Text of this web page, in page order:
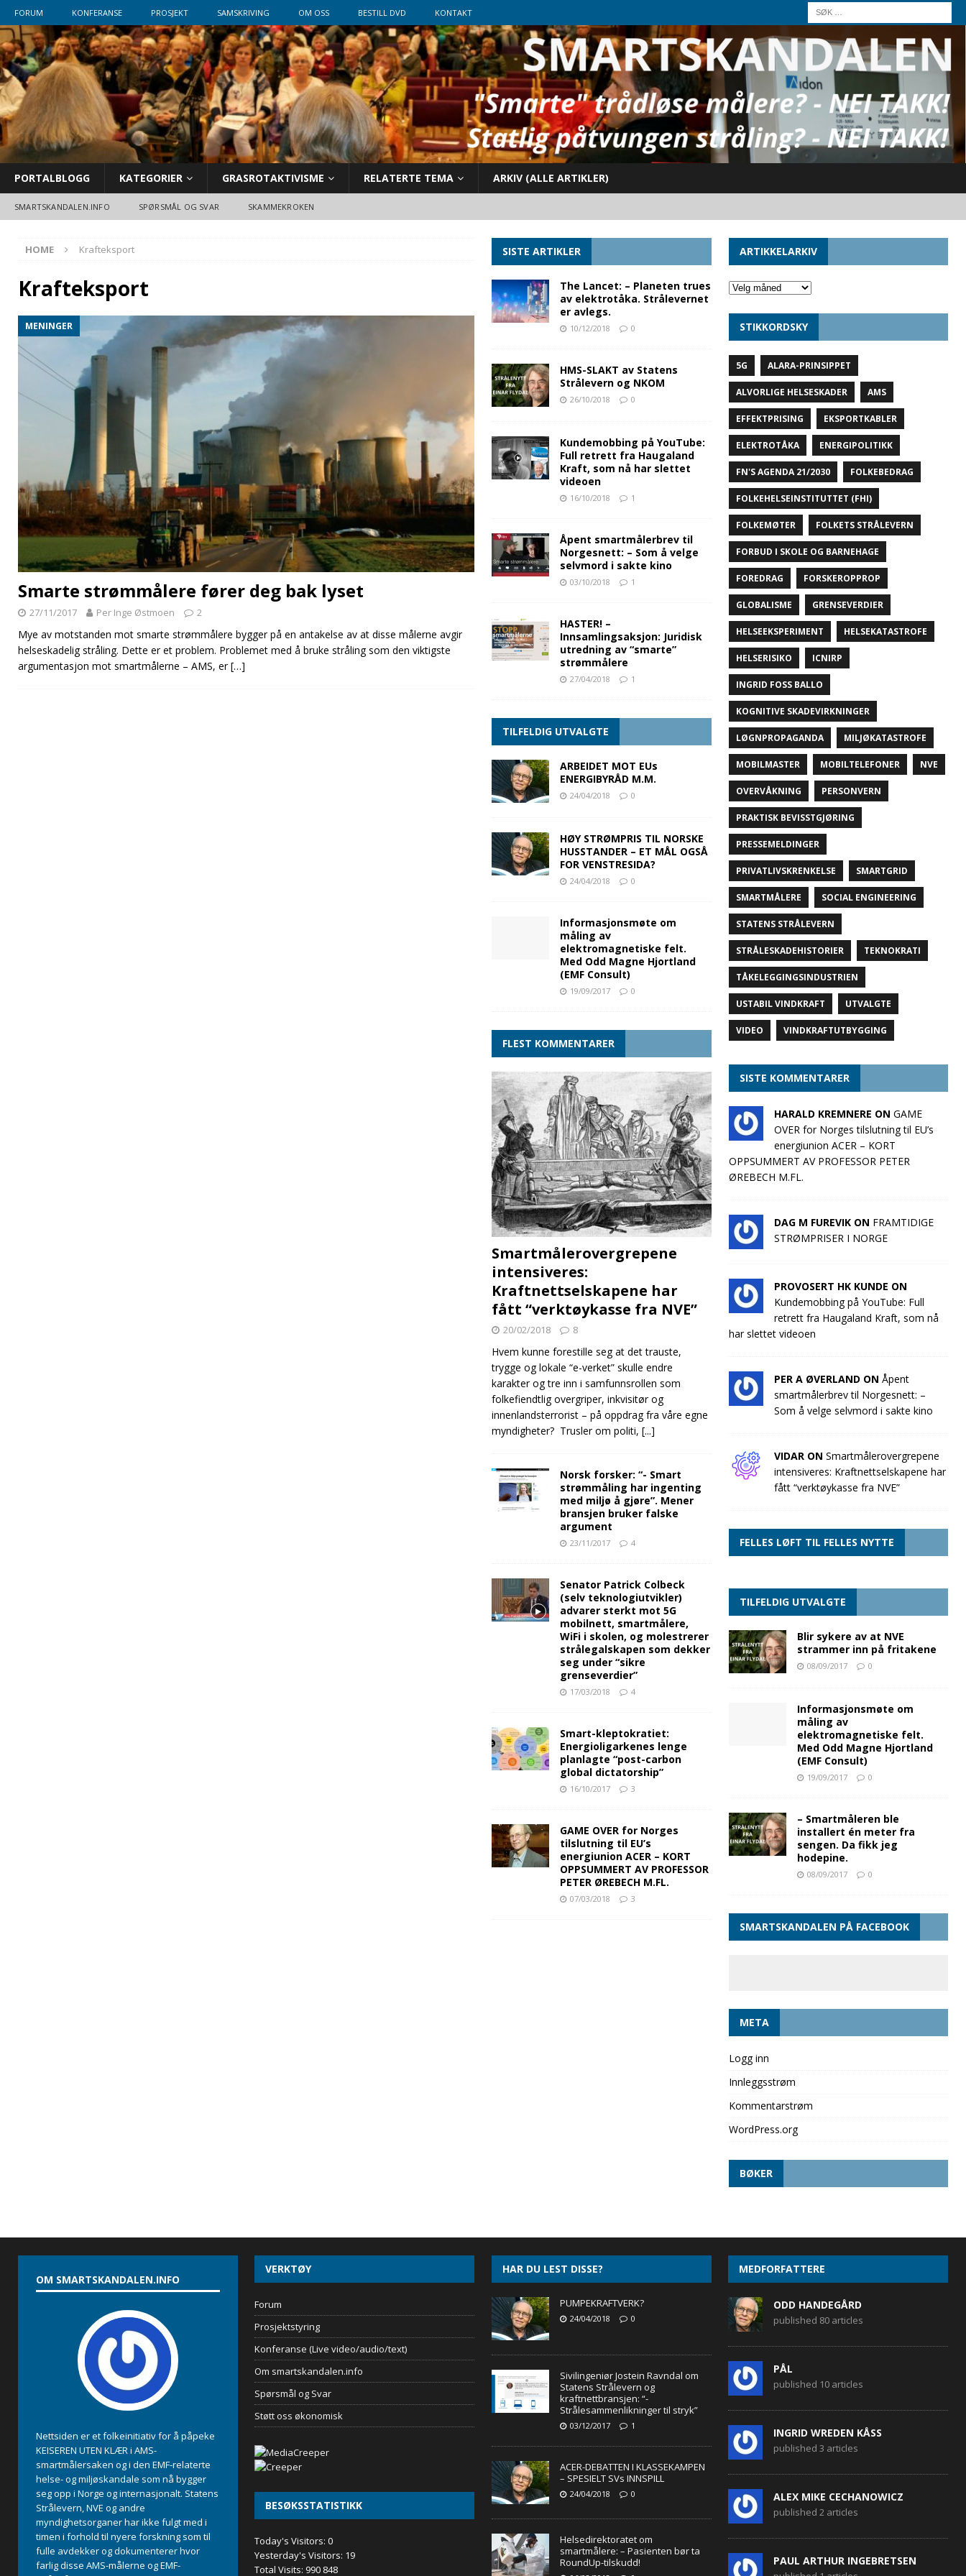
FORUM KONFERANSE PROSJEKT SAMSKRIVING OM OSS BESTILL DVD KONTAKT
PORTALBLOGG KATEGORIER GRASROTAKTIVISME RELATERTE TEMA ARKIV (ALLE ARTIKLER)
SMARTSKANDALEN.INFO SPØRSMÅL OG SVAR SKAMMEKROKEN
HOME Krafteksport
Krafteksport
MENINGER
Smarte strømmålere fører deg bak lyset
27/11/2017 Per Inge Østmoen 2
Mye av motstanden mot smarte strømmålere bygger på en antakelse av at disse målerne avgir
helseskadelig stråling. Dette er et problem. Problemet med å bruke stråling som den viktigste
argumentasjon mot smartmålerne – AMS, er[…]
SISTE ARTIKLER
The Lancet: – Planeten trues
av elektrotåka. Strålevernet
er avlegs.
10/12/2018 0
HMS-SLAKT av Statens
Strålevern og NKOM
26/10/2018 0
Kundemobbing på YouTube:
Full retrett fra Haugaland
Kraft, som nå har slettet
videoen
16/10/2018 1
Åpent smartmålerbrev til
Norgesnett: – Som å velge
selvmord i sakte kino
03/10/2018 1
HASTER! –
Innsamlingsaksjon: Juridisk
utredning av “smarte”
strømmålere
27/04/2018 1
TILFELDIG UTVALGTE
ARBEIDET MOT EUs
ENERGIBYRÅD M.M.
24/04/2018 0
HØY STRØMPRIS TIL NORSKE
HUSSTANDER – ET MÅL OGSÅ
FOR VENSTRESIDA?
24/04/2018 0
Informasjonsmøte om
måling av
elektromagnetiske felt.
Med Odd Magne Hjortland
(EMF Consult)
19/09/2017 0
FLEST KOMMENTARER
Smartmålerovergrepene
intensiveres:
Kraftnettselskapene har
fått “verktøykasse fra NVE”
20/02/2018 8
Hvem kunne forestille seg at det trauste,
trygge og lokale “e-verket” skulle endre
karakter og tre inn i samfunnsrollen som
folkefiendtlig overgriper, inkvisitør og
innenlandsterrorist – på oppdrag fra våre egne
myndigheter? Trusler om politi,[...]
Norsk forsker: “- Smart
strømmåling har ingenting
med miljø å gjøre”. Mener
bransjen bruker falske
argument
23/11/2017 4
Senator Patrick Colbeck
(selv teknologiutvikler)
advarer sterkt mot 5G
mobilnett, smartmålere,
WiFi i skolen, og molestrerer
strålegalskapen som dekker
seg under “sikre
grenseverdier”
17/03/2018 4
Smart-kleptokratiet:
Energioligarkenes lenge
planlagte “post-carbon
global dictatorship”
16/10/2017 3
GAME OVER for Norges
tilslutning til EU’s
energiunion ACER – KORT
OPPSUMMERT AV PROFESSOR
PETER ØREBECH M.FL.
07/03/2018 3
ARTIKKELARKIV
STIKKORDSKY
5G ALARA-PRINSIPPET
ALVORLIGE HELSESKADER AMS
EFFEKTPRISING EKSPORTKABLER
ELEKTROTÅKA ENERGIPOLITIKK
FN'S AGENDA 21/2030 FOLKEBEDRAG
FOLKEHELSEINSTITUTTET (FHI)
FOLKEMØTER FOLKETS STRÅLEVERN
FORBUD I SKOLE OG BARNEHAGE
FOREDRAG FORSKEROPPROP
GLOBALISME GRENSEVERDIER
HELSEEKSPERIMENT HELSEKATASTROFE
HELSERISIKO ICNIRP
INGRID FOSS BALLO
KOGNITIVE SKADEVIRKNINGER
LØGNPROPAGANDA MILJØKATASTROFE
MOBILMASTER MOBILTELEFONER NVE
OVERVÅKNING PERSONVERN
PRAKTISK BEVISSTGJØRING
PRESSEMELDINGER
PRIVATLIVSKRENKELSE SMARTGRID
SMARTMÅLERE SOCIAL ENGINEERING
STATENS STRÅLEVERN
STRÅLESKADEHISTORIER TEKNOKRATI
TÅKELEGGINGSINDUSTRIEN
USTABIL VINDKRAFT UTVALGTE
VIDEO VINDKRAFTUTBYGGING
SISTE KOMMENTARER
HARALD KREMNERE ON GAME
OVER for Norges tilslutning til EU’s
energiunion ACER – KORT
OPPSUMMERT AV PROFESSOR PETER
ØREBECH M.FL.
DAG M FUREVIK ON FRAMTIDIGE
STRØMPRISER I NORGE
PROVOSERT HK KUNDE ON
Kundemobbing på YouTube: Full
retrett fra Haugaland Kraft, som nå
har slettet videoen
PER A ØVERLAND ON Åpent
smartmålerbrev til Norgesnett: –
Som å velge selvmord i sakte kino
VIDAR ON Smartmålerovergrepene
intensiveres: Kraftnettselskapene har
fått “verktøykasse fra NVE”
FELLES LØFT TIL FELLES NYTTE
TILFELDIG UTVALGTE
Blir sykere av at NVE
strammer inn på fritakene
08/09/2017 0
Informasjonsmøte om
måling av
elektromagnetiske felt.
Med Odd Magne Hjortland
(EMF Consult)
19/09/2017 0
– Smartmåleren ble
installert én meter fra
sengen. Da fikk jeg
hodepine.
08/09/2017 0
SMARTSKANDALEN PÅ FACEBOOK
META
Logg inn
Innleggsstrøm
Kommentarstrøm
WordPress.org
BØKER
OM SMARTSKANDALEN.INFO
Nettsiden er et folkeinitiativ for å påpeke
KEISEREN UTEN KLÆR i AMS-
smartmålersaken og i den EMF-relaterte
helse- og miljøskandale som nå bygger
seg opp i Norge og internasjonalt. Statens
Strålevern, NVE og andre
myndighetsorganer har ikke fulgt med i
timen i forhold til nyere forskning som til
fulle avdekker og dokumenterer hvor
farlig disse AMS-målerne og EMF-
VERKTØY
Forum
Prosjektstyring
Konferanse (Live video/audio/text)
Om smartskandalen.info
Spørsmål og Svar
Støtt oss økonomisk
BESØKSSTATISTIKK
Today's Visitors:0
Yesterday's Visitors: 19
Total Visits: 990 848
HAR DU LEST DISSE?
PUMPEKRAFTVERK?
24/04/2018 0
Sivilingeniør Jostein Ravndal om
Statens Strålevern og
kraftnettbransjen: “-
Strålesammenlikninger til stryk”
03/12/2017 1
ACER-DEBATTEN I KLASSEKAMPEN
– SPESIELT SVs INNSPILL
24/04/2018 0
Helsedirektoratet om
smartmålere: – Pasienten bør ta
RoundUp-tilskudd!
MEDFORFATTERE
ODD HANDEGÅRD
published 80 articles
PÅL
published 10 articles
INGRID WREDEN KÅSS
published 3 articles
ALEX MIKE CECHANOWICZ
published 2 articles
PAUL ARTHUR INGEBRETSEN